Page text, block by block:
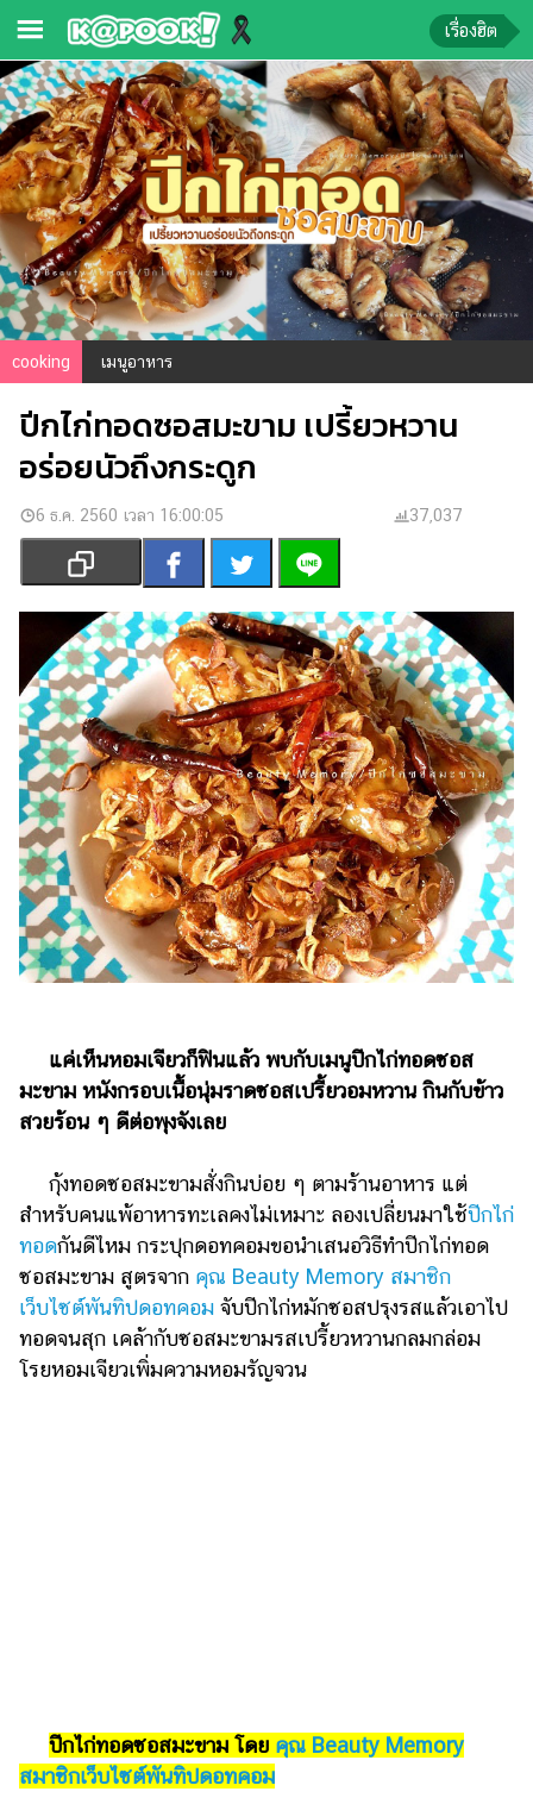
ข่าว-
ความ
รู้
ข่าว
ข่าว
บันเทิง
ตรวจ
หวย
ผล
บอล
สด
การ
เงิน
การ
ศึกษา
บันเทิง
รูปภาพ
ดู
หนัง
Music
Station
ละคร
บันเทิง
เกาหลี
ไลฟ์
ไตล์
ดูด
หญิง
ผู้ชาย
สุขภาพ
ท่อง
การ
ตกแต่ง
เรื่องฮิต
cooking เมนูอาหาร
ปีกไก่ทอดซอสมะขาม เปรี้ยวหวาน
อร่อยนัวถึงกระดูก
6 ธ.ค. 2560 เวลา 16:00:05 37,037
แค่เห็นหอมเจียวก็ฟินแล้ว พบกับเมนูปีกไก่ทอดซอส
มะขาม หนังกรอบเนื้อนุ่มราดซอสเปรี้ยวอมหวาน กินกับข้าว
สวยร้อน ๆ ดีต่อพุงจังเลย
กุ้งทอดซอสมะขามสั่งกินบ่อย ๆ ตามร้านอาหาร แต่
สำหรับคนแพ้อาหารทะเลคงไม่เหมาะ ลองเปลี่ยนมาใช้ปีกไก่
ทอดกันดีไหม กระปุกดอทคอมขอนำเสนอวิธีทำปีกไก่ทอด
ซอสมะขาม สูตรจาก คุณ Beauty Memory สมาชิก
เว็บไซต์พันทิปดอทคอม จับปีกไก่หมักซอสปรุงรสแล้วเอาไป
ทอดจนสุก เคล้ากับซอสมะขามรสเปรี้ยวหวานกลมกล่อม
โรยหอมเจียวเพิ่มความหอมรัญจวน
ปีกไก่ทอดซอสมะขาม โดย คุณ Beauty Memory
สมาชิกเว็บไซต์พันทิปดอทคอม